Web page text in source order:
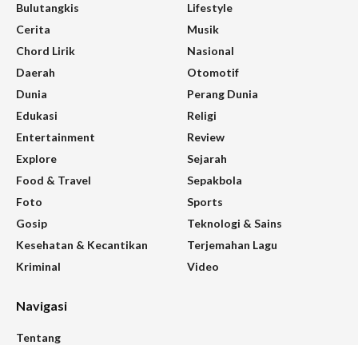
Bulutangkis
Cerita
Chord Lirik
Daerah
Dunia
Edukasi
Entertainment
Explore
Food & Travel
Foto
Gosip
Kesehatan & Kecantikan
Kriminal
Lifestyle
Musik
Nasional
Otomotif
Perang Dunia
Religi
Review
Sejarah
Sepakbola
Sports
Teknologi & Sains
Terjemahan Lagu
Video
Navigasi
Tentang